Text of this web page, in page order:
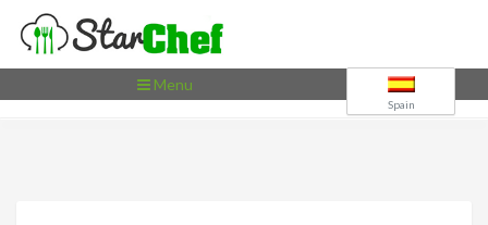
Spain
Toggle
navigation
Menu